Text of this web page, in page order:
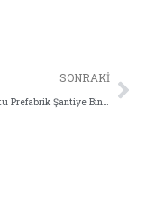
SONRAKI